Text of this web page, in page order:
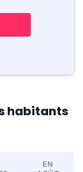
habitants
EN